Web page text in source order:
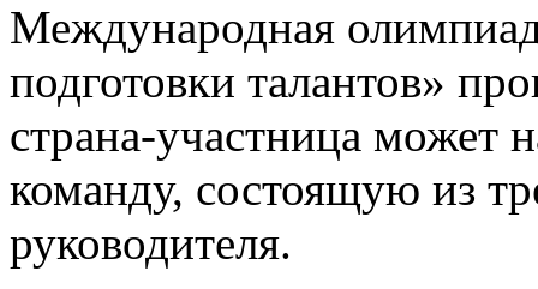
Международная
подготовки талантов»
страна-участница может
команду, состоящую из
руководителя.